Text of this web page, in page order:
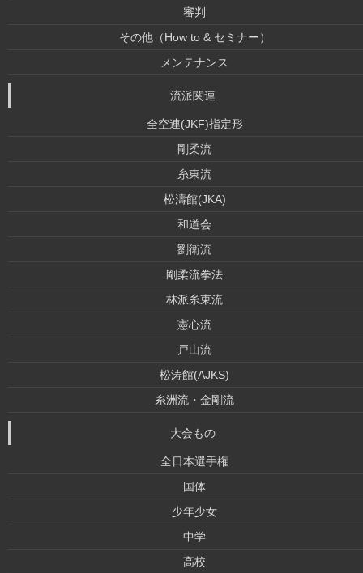
審判
その他（How to & セミナー）
メンテナンス
流派関連
全空連(JKF)指定形
剛柔流
糸東流
松濤館(JKA)
和道会
劉衛流
剛柔流拳法
林派糸東流
憲心流
戸山流
松涛館(AJKS)
糸洲流・金剛流
大会もの
全日本選手権
国体
少年少女
中学
高校